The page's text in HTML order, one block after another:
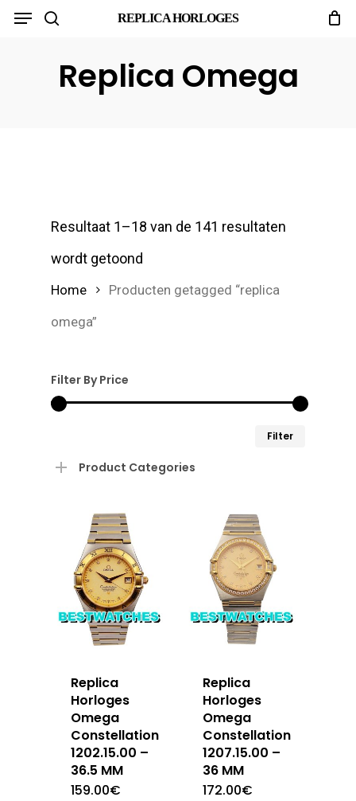
Skip
REPLICA HORLOGES
Menu
Replica Omega
Resultaat 1–18 van de 141 resultaten
wordt getoond
Home Producten getagged “replica
omega”
Filter By Price
Filter
Product Categories
Replica
Horloges
Omega
Constellation
1202.15.00 –
36.5 MM
159.00€
Replica
Horloges
Omega
Constellation
1207.15.00 –
36 MM
172.00€